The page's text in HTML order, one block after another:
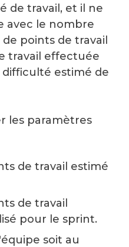
de travail, et il ne
avec le nombre
points de travail
travail effectuée
estimé de
les paramètres
de travail estimé
de travail
pour le sprint.
soit au